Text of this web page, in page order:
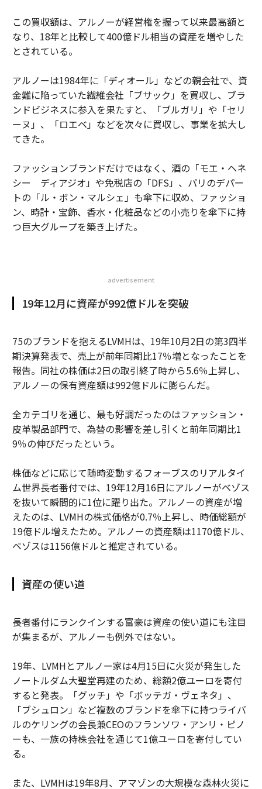
この買収額は、アルノーが経営権を握って以来最高額と
なり、18年と比較して400億ドル相当の資産を増やした
とされている。
アルノーは1984年に「ディオール」などの親会社で、資
金難に陥っていた繊維会社「ブサック」を買収し、ブラ
ンドビジネスに参入を果たすと、「ブルガリ」や「セリ
ーヌ」、「ロエベ」などを次々に買収し、事業を拡大し
てきた。
ファッションブランドだけではなく、酒の「モエ・ヘネ
シー ディアジオ」や免税店の「DFS」、パリのデパー
トの「ル・ボン・マルシェ」も傘下に収め、ファッショ
ン、時計・宝飾、香水・化粧品などの小売りを傘下に持
つ巨大グループを築き上げた。
advertisement
19年12月に資産が992億ドルを突破
75のブランドを抱えるLVMHは、19年10月2日の第3四半
期決算発表で、売上が前年同期比17％増となったことを
報告。同社の株価は2日の取引終了時から5.6％上昇し、
アルノーの保有資産額は992億ドルに膨らんだ。
全カテゴリを通じ、最も好調だったのはファッション・
皮革製品部門で、為替の影響を差し引くと前年同期比1
9％の伸びだったという。
株価などに応じて随時変動するフォーブスのリアルタイ
ム世界長者番付では、19年12月16日にアルノーがベゾス
を抜いて瞬間的に1位に躍り出た。アルノーの資産が増
えたのは、LVMHの株式価格が0.7％上昇し、時価総額が
19億ドル増えたため。アルノーの資産額は1170億ドル、
ベゾスは1156億ドルと推定されている。
資産の使い道
長者番付にランクインする富豪は資産の使い道にも注目
が集まるが、アルノーも例外ではない。
19年、LVMHとアルノー家は4月15日に火災が発生した
ノートルダム大聖堂再建のため、総額2億ユーロを寄付
すると発表。「グッチ」や「ボッテガ・ヴェネタ」、
「ブシュロン」など複数のブランドを傘下に持つライバ
ルのケリングの会長兼CEOのフランソワ・アンリ・ピノ
ーも、一族の持株会社を通じて1億ユーロを寄付してい
る。
また、LVMHは19年8月、アマゾンの大規模な森林火災に